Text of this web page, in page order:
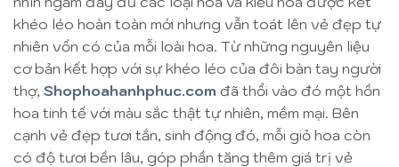
khéo léo hoàn toàn mới nhưng vẫn toát lên vẻ đẹp tự
nhiên vốn có của mỗi loài hoa. Từ những nguyên liệu
cơ bản kết hợp với sự khéo léo của đôi bàn tay người
thợ, Shophoahanhphuc.com đã thổi vào đó một hồn
hoa tinh tế với màu sắc thật tự nhiên, mềm mại. Bên
cạnh vẻ đẹp tươi tắn, sinh động đó, mỗi giỏ hoa còn
có độ tươi bền lâu, góp phần tăng thêm giá trị vẻ